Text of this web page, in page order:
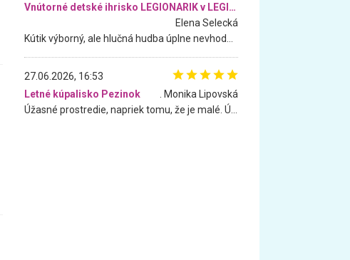
Vnútorné detské ihrisko LEGIONARIK v LEGIA Fitness
Elena Selecká
27.06.2026, 16:53
Letné kúpalisko Pezinok
. Monika Lipovská